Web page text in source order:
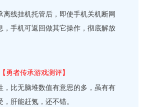
离线挂机托管后，即使手机关机断网
，手机可返回做其它操作，彻底解放
【勇者传承游戏测评】
，比无脑堆数值有意思的多，虽有有
肝能赶氪，还不错。